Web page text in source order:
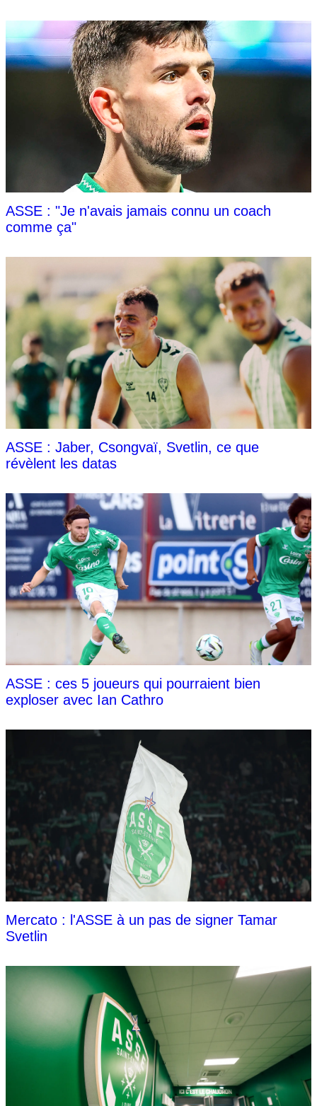
ASSE : "Je n'avais jamais connu un coach
comme ça"
ASSE : Jaber, Csongvaï, Svetlin, ce que
révèlent les datas
ASSE : ces 5 joueurs qui pourraient bien
exploser avec Ian Cathro
Mercato : l'ASSE à un pas de signer Tamar
Svetlin